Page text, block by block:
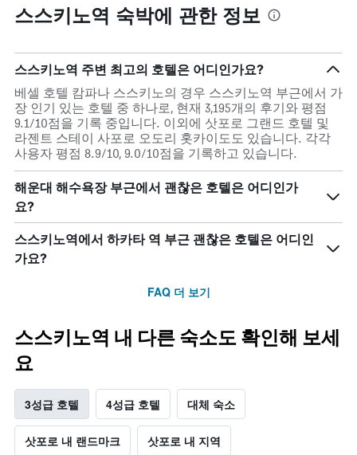
스스키노역 숙박에 관한 정보
스스키노역 주변 최고의 호텔은 어디인가요?
베셀 호텔 캄파나 스스키노의 경우 스스키노역 부근에서 가
장 인기 있는 호텔 중 하나로, 현재 3,195개의 후기와 평점
9.1/10점을 기록 중입니다. 이외에 삿포로 그랜드 호텔 및
라젠트 스테이 사포로 오도리 홋카이도도 있습니다. 각각
사용자 평점 8.9/10, 9.0/10점을 기록하고 있습니다.
해운대 해수욕장 부근에서 괜찮은 호텔은 어디인가
요?
스스키노역에서 하카타 역 부근 괜찮은 호텔은 어디인
가요?
FAQ 더 보기
스스키노역 내 다른 숙소도 확인해 보세
요
3성급 호텔 4성급 호텔 대체 숙소
삿포로 내 랜드마크 삿포로 내 지역